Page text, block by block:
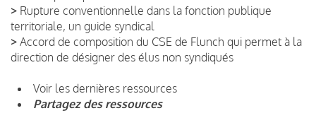
> Rupture conventionnelle dans la fonction publique
territoriale, un guide syndical
> Accord de composition du CSE de Flunch qui permet à la
direction de désigner des élus non syndiqués
Voir les dernières ressources
Partagez des ressources